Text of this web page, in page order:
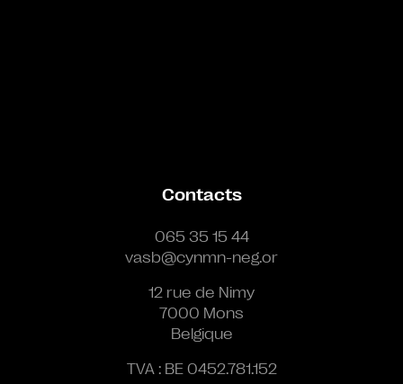
Contacts
065 35 15 44
vasb@cynmn-neg.or
12 rue de Nimy
7000 Mons
Belgique
TVA : BE 0452.781.152